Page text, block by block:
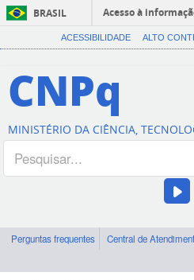
BRASIL
Acesso à
ACESSIBILIDADE ALTO
CNPq
MINISTÉRIO DA CIÊNCIA,
Perguntas frequentes Central de